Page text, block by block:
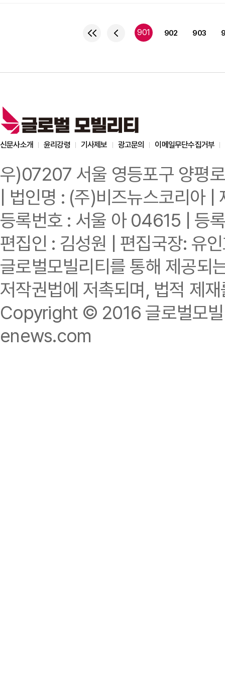
소형SUV 고객의 3대
901 902 903
신문사소개 윤리강령 기사제보 광고문의 이메일무단수집거부
우)07207 서울 영등포구 양평
| 법인명 : (주)비즈뉴스코리
등록번호 : 서울 아 04615 | 등
편집인 : 김성원 | 편집국장: 유
글로벌모빌리티를 통해 제공되
저작권법에 저촉되며, 법적 제
Copyright © 2016 글로벌모
enews.com